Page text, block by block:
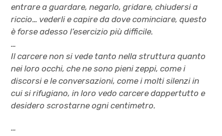
entrare a guardare, negarlo, gridare, chiudersi a
riccio… vederli e capire da dove cominciare, questo
è forse adesso l’esercizio più difficile.
…
Il carcere non si vede tanto nella struttura quanto
nei loro occhi, che ne sono pieni zeppi, come i
discorsi e le conversazioni, come i molti silenzi in
cui si rifugiano, in loro vedo carcere dappertutto e
desidero scrostarne ogni centimetro.
…